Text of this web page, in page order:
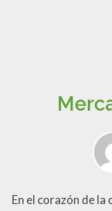
En el corazón de la